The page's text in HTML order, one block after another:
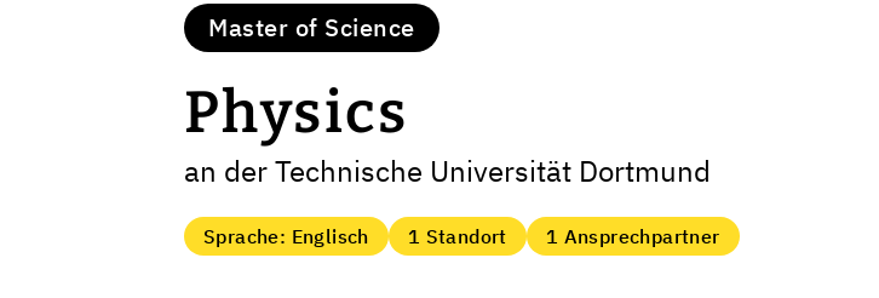
Master of Science
Physics
an der Technische Universität Dortmund
Sprache: Englisch 1 Standort 1 Ansprechpartner